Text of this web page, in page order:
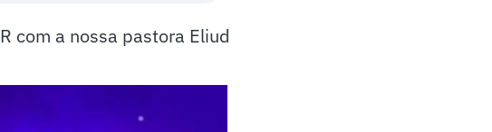
com a nossa pastora Eliud